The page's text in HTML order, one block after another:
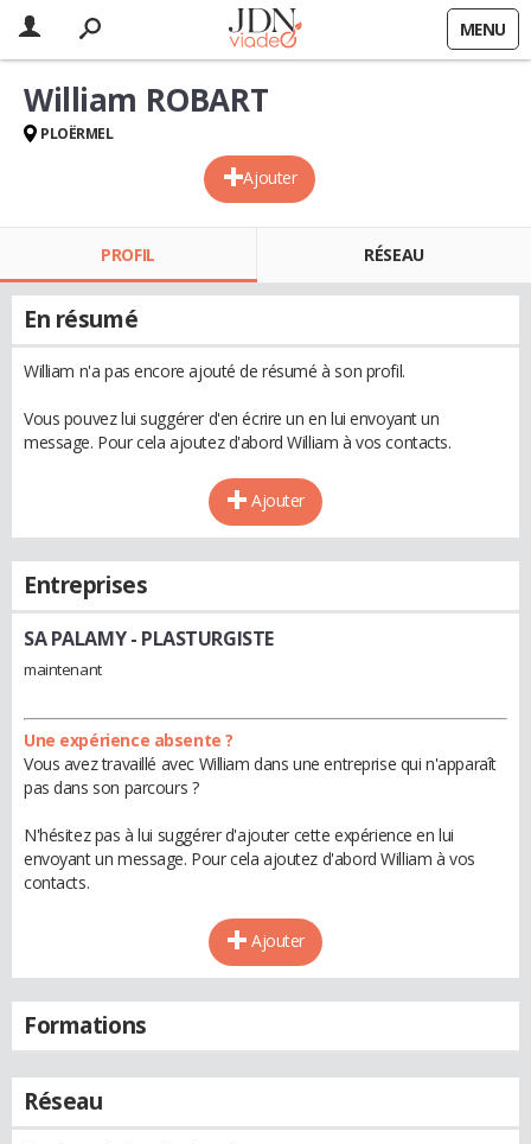
MENU
Ajouter
William ROBART
PLOËRMEL
PROFIL RÉSEAU
En résumé
William n'a pas encore ajouté de résumé à son profil.
Vous pouvez lui suggérer d'en écrire un en lui envoyant un
message. Pour cela ajoutez d'abord William à vos contacts.
Ajouter
Entreprises
SA PALAMY- PLASTURGISTE
maintenant
Une expérience absente ?
Vous avez travaillé avec William dans une entreprise qui n'apparaît
pas dans son parcours ?
N'hésitez pas à lui suggérer d'ajouter cette expérience en lui
envoyant un message. Pour cela ajoutez d'abord William à vos
contacts.
Ajouter
Formations
Réseau